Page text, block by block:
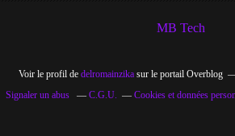
MB Tech
Voir le profil de delromainzikasur le portail Overblog
Signaler un abus
C.G.U. Cookies et données